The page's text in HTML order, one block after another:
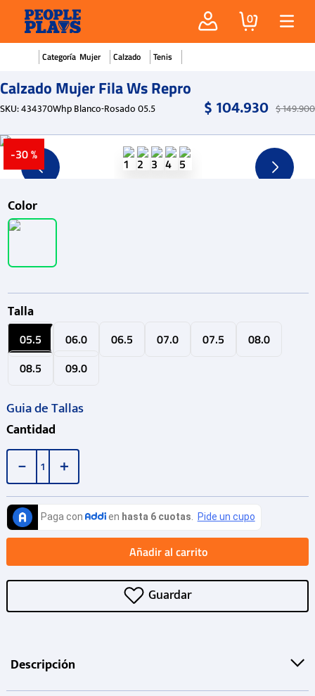
0
Mujer Calzado Tenis
Calzado Mujer Fila Ws Repro
SKU:434370Whp Blanco-Rosado 05.5 $104.930 $149.900
-30 %
Color
Talla
05.5 06.0 06.5 07.0 07.5
08.0
08.5
09.0
Guia de Tallas
Cantidad
＋
－
Añadir al carrito
Descripción